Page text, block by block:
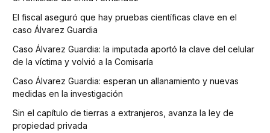
El fiscal aseguró que hay pruebas científicas clave en el
caso Álvarez Guardia
Caso Álvarez Guardia: la imputada aportó la clave del celular
de la víctima y volvió a la Comisaría
Caso Álvarez Guardia: esperan un allanamiento y nuevas
medidas en la investigación
Sin el capítulo de tierras a extranjeros, avanza la ley de
propiedad privada